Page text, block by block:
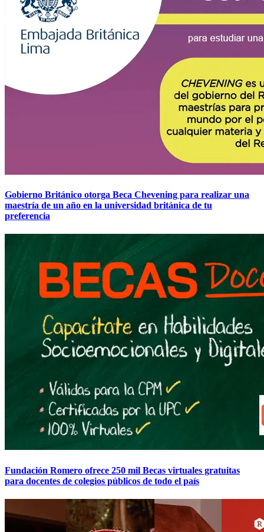
Gobierno Británico otorga Beca Chevening para realizar una
maestría de un año en la universidad británica de tu
preferencia
Fundación Romero ofrece 250 mil Becas virtuales gratuitas
para docentes de colegios públicos de todo el país